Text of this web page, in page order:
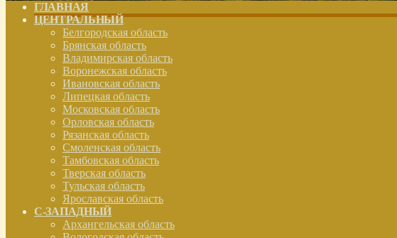
ГЛАВНАЯ
ЦЕНТРАЛЬНЫЙ
Белгородская область
Брянская область
Владимирская область
Воронежская область
Ивановская область
Липецкая область
Московская область
Орловская область
Рязанская область
Смоленская область
Тамбовская область
Тверская область
Тульская область
Ярославская область
С-ЗАПАДНЫЙ
Архангельская область